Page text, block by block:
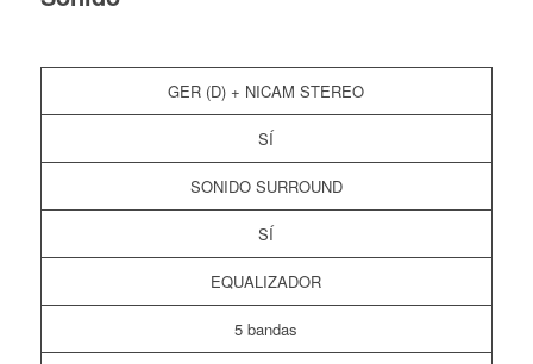
GER (D) + NICAM STEREO
SÍ
SONIDO SURROUND
SÍ
EQUALIZADOR
5 bandas